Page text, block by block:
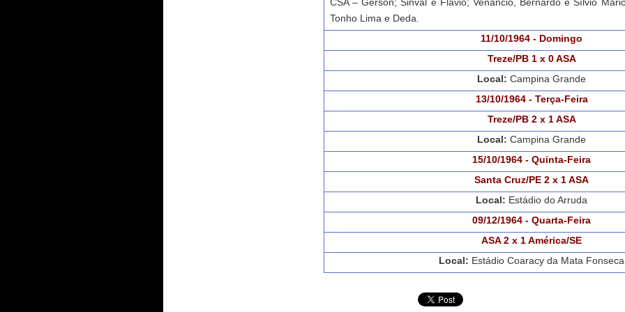
Tonho Lima e Deda.
11/10/1964 - Domingo
Treze/PB 1 x 0 ASA
Local: Campina Grande
13/10/1964 - Terça-Feira
Treze/PB 2 x 1 ASA
Local: Campina Grande
15/10/1964 - Quinta-Feira
Santa Cruz/PE 2 x 1 ASA
Local: Estádio do Arruda
09/12/1964 - Quarta-Feira
ASA 2 x 1 América/SE
Local: Estádio Coaracy da Mata Fonseca